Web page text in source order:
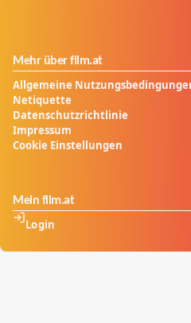
Mehr über film.at
Allgemeine
Netiquette
Datenschutzrichtlinie
Impressum
Cookie Einstellungen
Mein film.at
Login